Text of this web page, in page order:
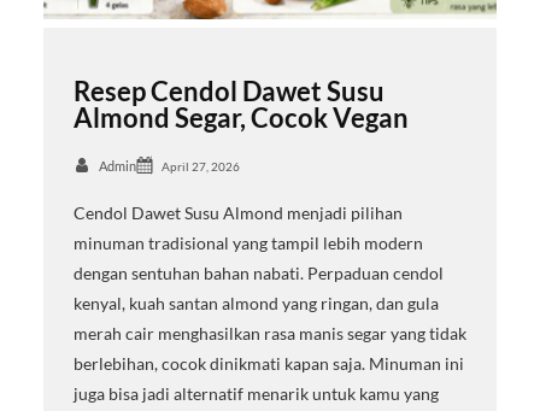
Resep Cendol Dawet Susu
Almond Segar, Cocok Vegan
Admin April 27, 2026
Cendol Dawet Susu Almond menjadi pilihan
minuman tradisional yang tampil lebih modern
dengan sentuhan bahan nabati. Perpaduan cendol
kenyal, kuah santan almond yang ringan, dan gula
merah cair menghasilkan rasa manis segar yang tidak
berlebihan, cocok dinikmati kapan saja. Minuman ini
juga bisa jadi alternatif menarik untuk kamu yang